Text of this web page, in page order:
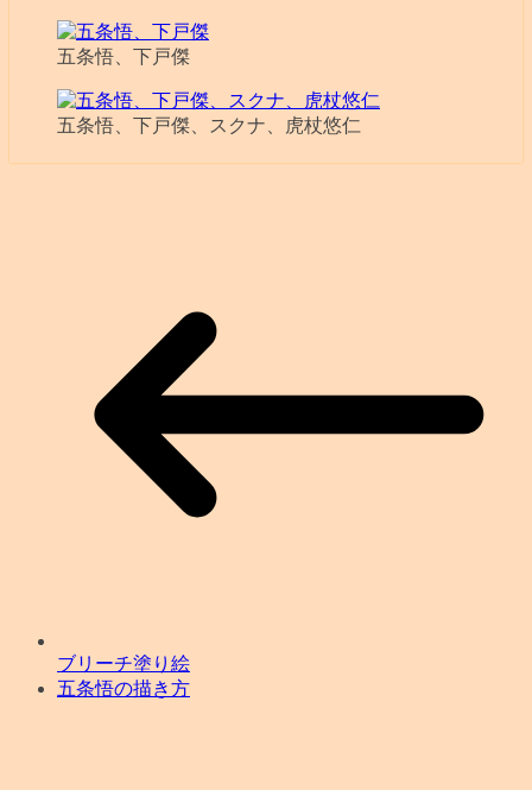
五条悟、下戸傑
五条悟、下戸傑、スクナ、虎杖悠仁
ブリーチ塗り絵
五条悟の描き方